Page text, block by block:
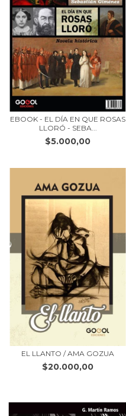
EBOOK - EL DÍA EN QUE ROSAS
LLORÓ - SEBA...
$5.000,00
EL LLANTO / AMA GOZUA
$20.000,00